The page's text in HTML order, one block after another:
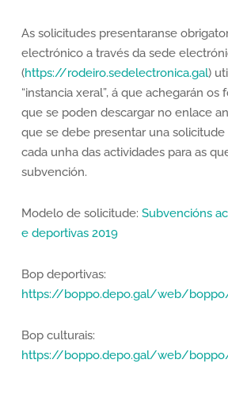
As solicitudes presentaranse
electrónico a través da sede
(https://rodeiro.sedelectronica.gal)
“instancia xeral”, á que achegarán os
que se poden descargar no enlace
que se debe presentar una solicitude
cada unha das actividades para as
subvención.
Modelo de solicitude: Subvencións
e deportivas 2019
Bop deportivas:
https://boppo.depo.gal/web/
Bop culturais:
https://boppo.depo.gal/web/